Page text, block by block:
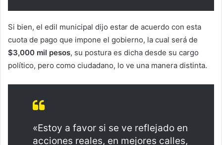
Si bien, el edil municipal dijo estar de acuerdo con esta
cuota de pago que impone el gobierno, la cual será de
$3,000 mil pesos, su postura es dicha desde su cargo
político, pero como ciudadano, lo ve una manera distinta.
«Estoy a favor si se ve reflejado en
acciones reales, en mejores calles,